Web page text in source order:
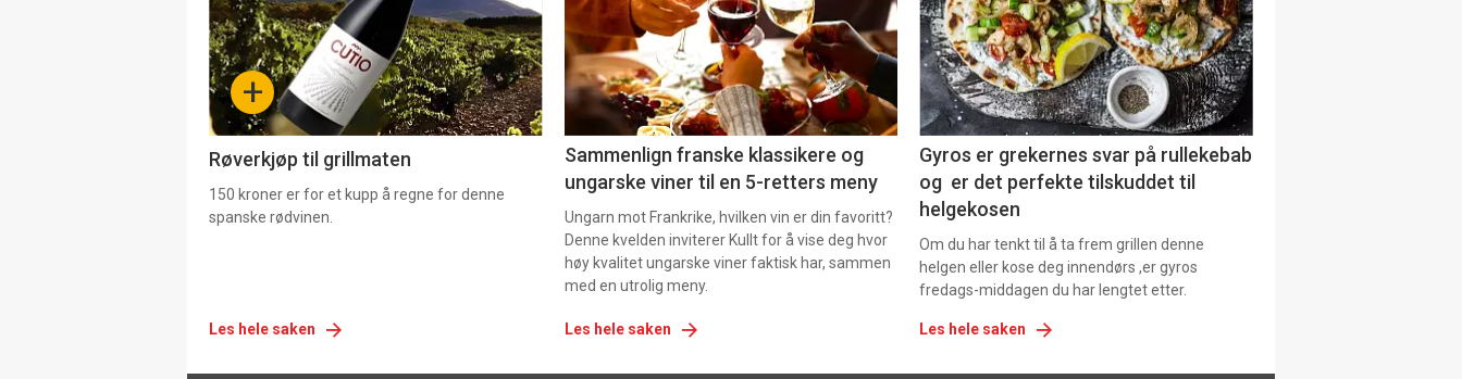
nå
-
4 +
Røverkjøp til grillmaten
150 kroner er for et kupp å regne for denne
spanske rødvinen.
Les hele saken
nå
-
5
Sammenlign franske klassikere og
ungarske viner til en 5-retters meny
Ungarn mot Frankrike, hvilken vin er din favoritt?
Denne kvelden inviterer Kullt for å vise deg hvor
høy kvalitet ungarske viner faktisk har, sammen
med en utrolig meny.
Les hele saken
nå
-
6
Gyros er grekernes svar på rullekebab
og er det perfekte tilskuddet til
helgekosen
Om du har tenkt til å ta frem grillen denne
helgen eller kose deg innendørs ,er gyros
fredags-middagen du har lengtet etter.
Les hele saken